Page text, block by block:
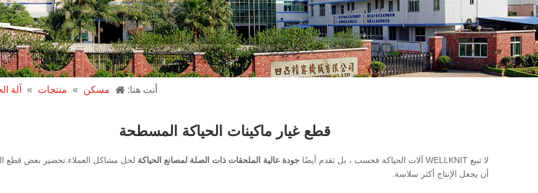
أنت هنا: مسكن » منتجات » آلة
قطع غيار ماكينات الحياكة المسطحة
لا تبيع WELLKNIT آلات الحياكة فحسب ، بل تقدم أيضًا جودة عالية الملحقات ذات الصلة لمصانع الحياكة لحل مشاكل العملاء.تحضير بعض قطع
أن يجعل الإنتاج أكثر سلاسة.